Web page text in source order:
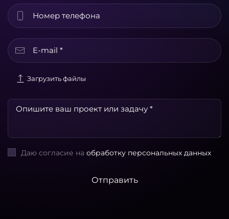
Загрузить файлы
Даю согласие на обработку персональных данных
Отправить